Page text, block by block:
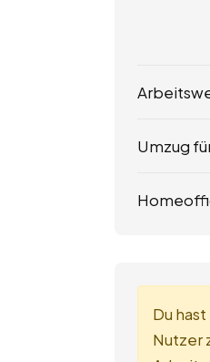
Umzug
Du
Nutzer